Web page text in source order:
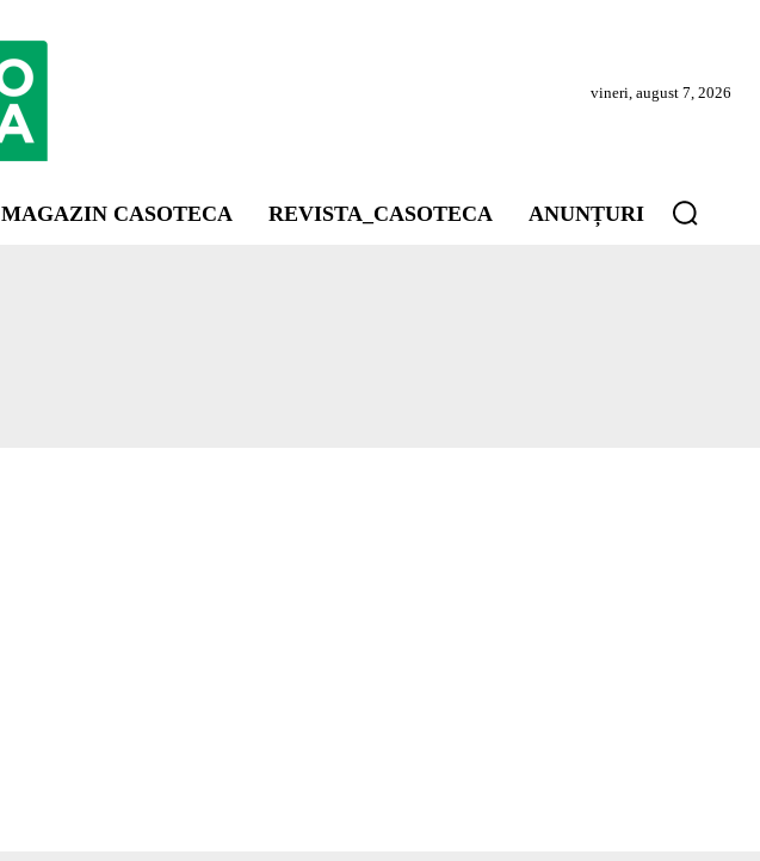
vineri, august 7, 2026
MAGAZIN CASOTECA REVISTA_CASOTECA ANUNȚURI